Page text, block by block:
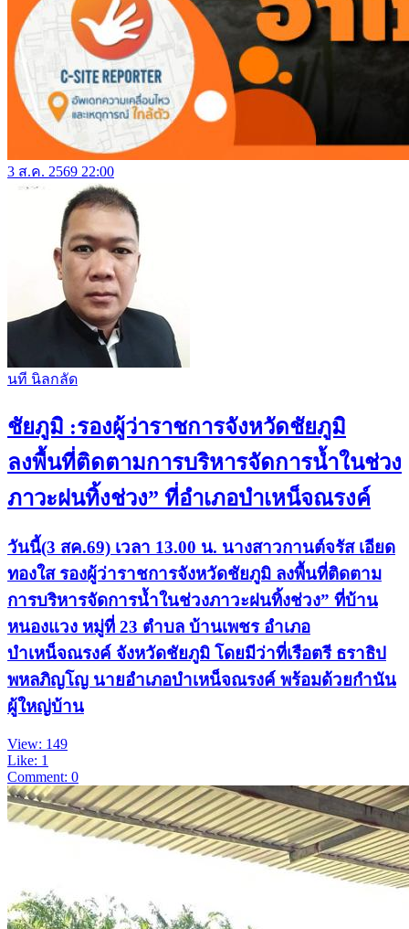
3 ส.ค. 2569 22:00
นที​ นิล​กลัด​
ชัยภูมิ :รองผู้ว่าราชการจังหวัดชัยภูมิ
ลงพื้นที่ติดตามการบริหารจัดการน้ำในช่วง
ภาวะฝนทิ้งช่วง” ที่อำเภอบำเหน็จณรงค์
วันนี้(3 สค.69) เวลา 13.00 น. นางสาวกานต์จรัส เอียด
ทองใส รองผู้ว่าราชการจังหวัดชัยภูมิ ลงพื้นที่ติดตาม
การบริหารจัดการน้ำในช่วงภาวะฝนทิ้งช่วง” ที่บ้าน
หนองแวง หมู่ที่ 23 ตำบล บ้านเพชร อำเภอ
บำเหน็จณรงค์ จังหวัดชัยภูมิ โดยมีว่าที่เรือตรี ธราธิป
พหลภิญโญ นายอำเภอบำเหน็จณรงค์ พร้อมด้วยกำนัน
ผู้ใหญ่บ้าน
View: 149
Like: 1
Comment: 0